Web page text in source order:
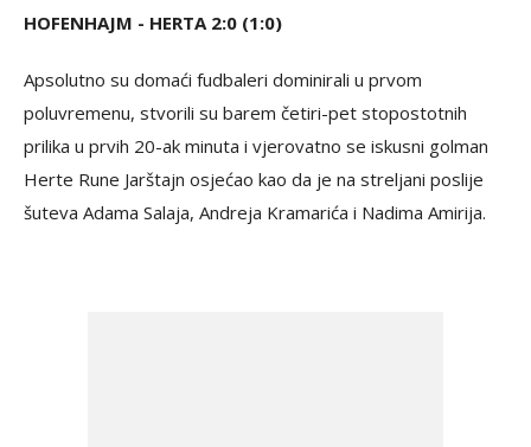
HOFENHAJM - HERTA 2:0 (1:0)
Apsolutno su domaći fudbaleri dominirali u prvom
poluvremenu, stvorili su barem četiri-pet stopostotnih
prilika u prvih 20-ak minuta i vjerovatno se iskusni golman
Herte Rune Jarštajn osjećao kao da je na streljani poslije
šuteva Adama Salaja, Andreja Kramarića i Nadima Amirija.